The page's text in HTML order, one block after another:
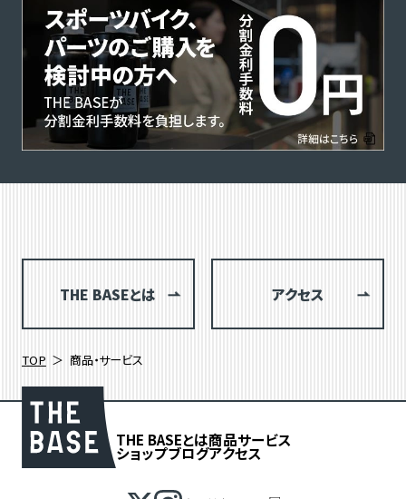
THE BASEとは アクセス
TOP 商品・サービス
THE BASEとは商品サービス
ショップブログアクセス